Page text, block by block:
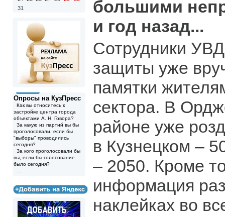
31
Опросы на КузПресс
Как вы относитесь к
застройке центра города
объектами А. Н. Говора?
За какую из партий вы бы
проголосовали, если бы
"выборы" проводились
сегодня?
За кого проголосовали бы
вы, если бы голосование
было сегодня?
большими
и год назад...
Сотрудники
защиты уже
памятки
сектора. В
районе уже
в Кузнецком –
– 2050. Кроме
информация
наклейках во